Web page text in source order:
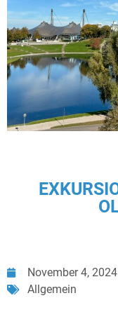
November 4, 2024
Allgemein